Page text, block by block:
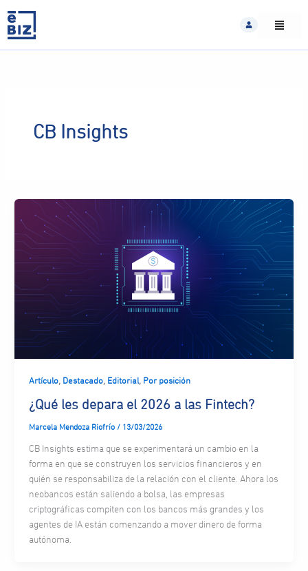
content
CB Insights
Artículo, Destacado, Editorial, Por posición
¿Qué les depara el 2026 a las Fintech?
Marcela Mendoza Riofrío / 13/03/2026
CB Insights estima que se experimentará un cambio en la
forma en que se construyen los servicios financieros y en
quién se responsabiliza de la relación con el cliente. Ahora los
neobancos están saliendo a bolsa, las empresas
criptográficas compiten con los bancos más grandes y los
agentes de IA están comenzando a mover dinero de forma
autónoma.